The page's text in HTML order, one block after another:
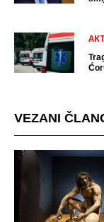
VEZANI